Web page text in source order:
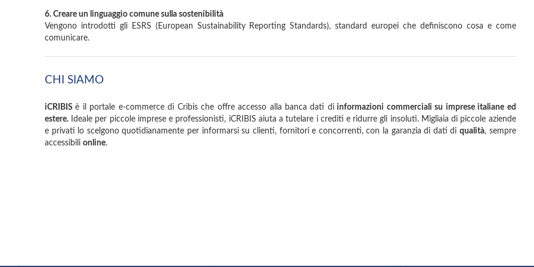
6. Creare un linguaggio comune sulla sostenibilità
Vengono introdotti gli ESRS (European Sustainability Reporting Standards), standard europei che definiscono cosa e come
comunicare.
CHI SIAMO
iCRIBISè il portale e-commerce di Cribis che offre accesso alla banca dati diinformazioni commerciali su imprese italiane ed
estere. Ideale per piccole imprese e professionisti, iCRIBIS aiuta a tutelare i crediti e ridurre gli insoluti. Migliaia di piccole aziende
e privati lo scelgono quotidianamente per informarsi su clienti, fornitori e concorrenti, con la garanzia di dati diqualità, sempre
accessibili online.